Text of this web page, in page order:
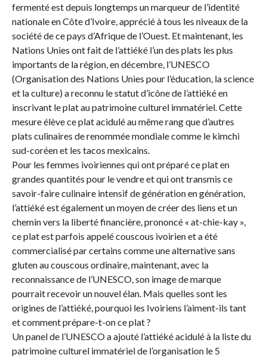
fermenté est depuis longtemps un marqueur de l’identité
nationale en Côte d’Ivoire, apprécié à tous les niveaux de la
société de ce pays d’Afrique de l’Ouest. Et maintenant, les
Nations Unies ont fait de l’attiéké l’un des plats les plus
importants de la région, en décembre, l’UNESCO
(Organisation des Nations Unies pour l’éducation, la science
et la culture) a reconnu le statut d’icône de l’attiéké en
inscrivant le plat au patrimoine culturel immatériel. Cette
mesure élève ce plat acidulé au même rang que d’autres
plats culinaires de renommée mondiale comme le kimchi
sud-coréen et les tacos mexicains.
Pour les femmes ivoiriennes qui ont préparé ce plat en
grandes quantités pour le vendre et qui ont transmis ce
savoir-faire culinaire intensif de génération en génération,
l’attiéké est également un moyen de créer des liens et un
chemin vers la liberté financière, prononcé « at-chie-kay »,
ce plat est parfois appelé couscous ivoirien et a été
commercialisé par certains comme une alternative sans
gluten au couscous ordinaire, maintenant, avec la
reconnaissance de l’UNESCO, son image de marque
pourrait recevoir un nouvel élan. Mais quelles sont les
origines de l’attiéké, pourquoi les Ivoiriens l’aiment-ils tant
et comment prépare-t-on ce plat ?
Un panel de l’UNESCO a ajouté l’attiéké acidulé à la liste du
patrimoine culturel immatériel de l’organisation le 5